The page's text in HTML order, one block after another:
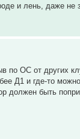
и лень, даже не
по ОС от других
Д1 и где-то
должен быть